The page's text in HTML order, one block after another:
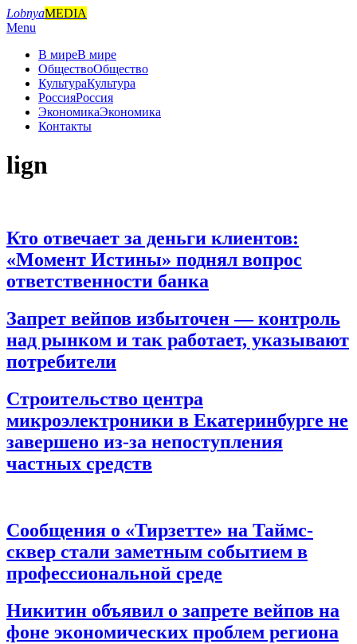
Skip
to
LobnyaMEDIA
Primary
Menu
Menu
В миреВ мире
ОбществоОбщество
КультураКультура
РоссияРоссия
ЭкономикаЭкономика
Контакты
lign
Кто отвечает за деньги клиентов:
«Момент Истины» поднял вопрос
ответственности банка
2026-
05-
26
Запрет вейпов избыточен — контроль
над рынком и так работает, указывают
потребители
2026-
05-
25
Строительство центра
микроэлектроники в Екатеринбурге не
завершено из-за непоступления
частных средств
29
Сообщения о «Тирзетте» на Таймс-
сквер стали заметным событием в
профессиональной среде
2025-
12-
23
Никитин объявил о запрете вейпов на
фоне экономических проблем региона